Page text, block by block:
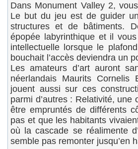
Dans Monument Valley 2,
Le but du jeu est de guider
structures et de bâtiments.
épopée labyrinthique et il
intellectuelle lorsque le
bouchait l’accès deviendra un
Les amateurs d’art auront
néerlandais Maurits Cornelis
jouent aussi sur ces
parmi d’autres : Relativité,
être empruntés de différents
pas et que les habitants
où la cascade se réalimente
semble pas remonter jusqu’en